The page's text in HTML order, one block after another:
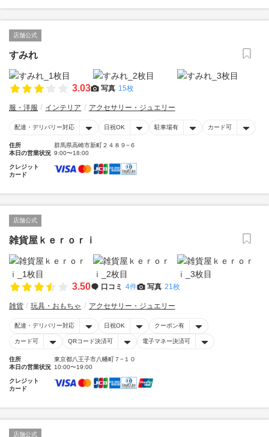
店舗公式
すみれ
3.03 写真 15枚
服・洋服 インテリア アクセサリー・ジュエリー
配達・デリバリー対応 日祝OK 駐車場有 カード可
住所
群馬県高崎市新町２４８９−６
本日の営業状況 9:00〜18:00
クレジット
カード
店舗公式
雑貨屋ｋｅｒｏｒｉ
3.50 口コミ 4件 写真 21枚
雑貨 玩具・おもちゃ アクセサリー・ジュエリー
配達・デリバリー対応 日祝OK クーポン有
カード可 QRコード決済可 電子マネー決済可
住所
東京都八王子市八幡町７−１０
本日の営業状況 10:00〜19:00
クレジット
カード
店舗公式